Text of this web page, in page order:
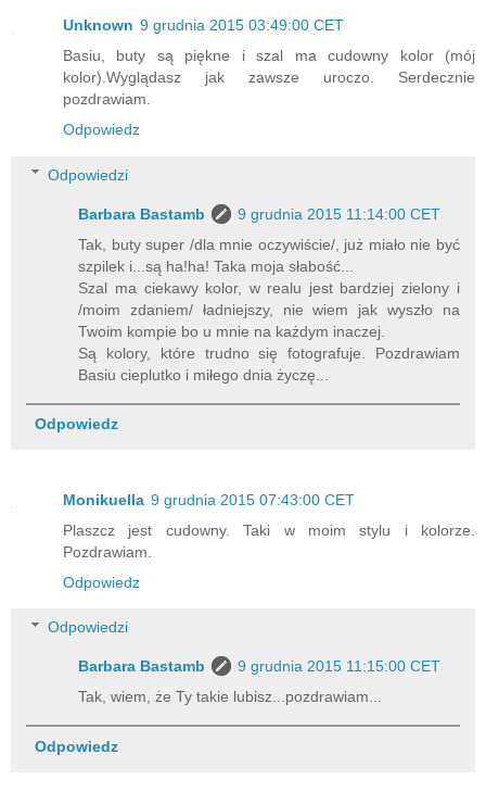
Unknown 9 grudnia 2015 03:49:00 CET
Basiu, buty są piękne i szal ma cudowny kolor (mój
kolor).Wyglądasz jak zawsze uroczo. Serdecznie
pozdrawiam.
Odpowiedz
Odpowiedzi
Barbara Bastamb
9 grudnia 2015 11:14:00 CET
Tak, buty super /dla mnie oczywiście/, już miało nie być
szpilek i...są ha!ha! Taka moja słabość...
Szal ma ciekawy kolor, w realu jest bardziej zielony i
/moim zdaniem/ ładniejszy, nie wiem jak wyszło na
Twoim kompie bo u mnie na każdym inaczej.
Są kolory, które trudno się fotografuje. Pozdrawiam
Basiu cieplutko i miłego dnia życzę...
Odpowiedz
Monikuella 9 grudnia 2015 07:43:00 CET
Plaszcz jest cudowny. Taki w moim stylu i kolorze.
Pozdrawiam.
Odpowiedz
Odpowiedzi
Barbara Bastamb
9 grudnia 2015 11:15:00 CET
Tak, wiem, że Ty takie lubisz...pozdrawiam...
Odpowiedz